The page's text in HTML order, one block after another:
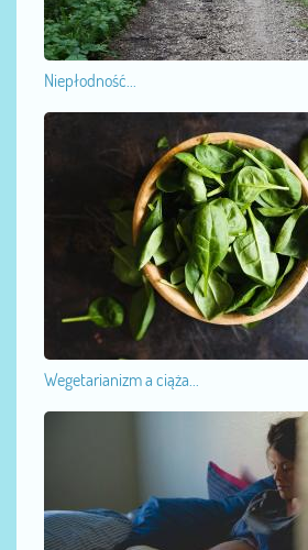
Niepłodność...
Wegetarianizm a ciąża...